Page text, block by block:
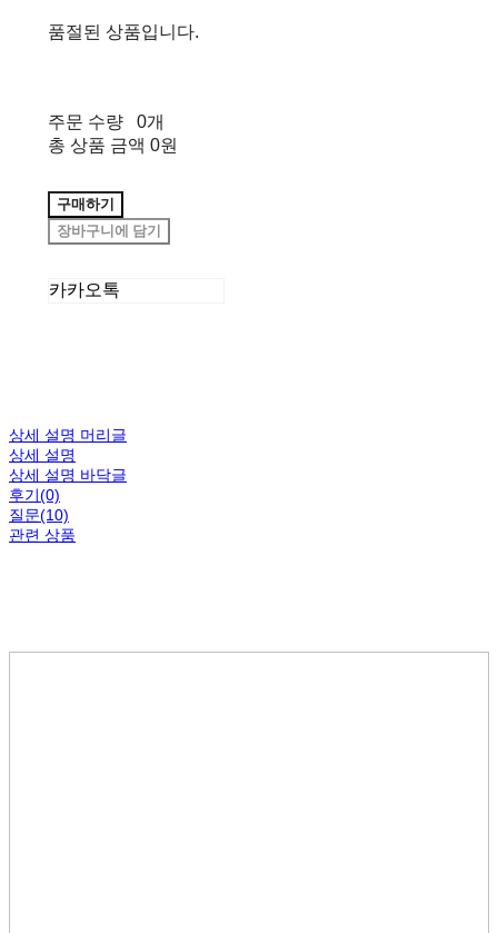
품절된 상품입니다.
주문 수량
0개
총 상품 금액 0원
구매하기
장바구니에 담기
카카오톡
상세 설명 머리글
상세 설명
상세 설명 바닥글
후기(0)
질문(10)
관련 상품